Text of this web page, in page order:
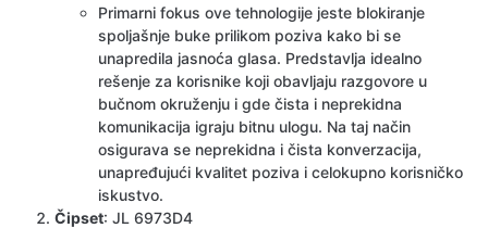
Primarni fokus ove tehnologije jeste blokiranje
spoljašnje buke prilikom poziva kako bi se
unapredila jasnoća glasa. Predstavlja idealno
rešenje za korisnike koji obavljaju razgovore u
bučnom okruženju i gde čista i neprekidna
komunikacija igraju bitnu ulogu. Na taj način
osigurava se neprekidna i čista konverzacija,
unapređujući kvalitet poziva i celokupno korisničko
iskustvo.
Čipset: JL 6973D4